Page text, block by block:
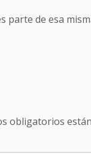
parte de esa
obligatorios